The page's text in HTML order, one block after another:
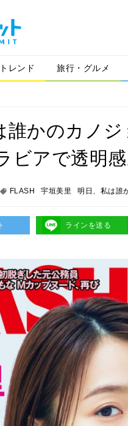
レンド 旅行・グルメ
誰かのカノ
ビアで透明
FLASH 宇垣美里 明日、私は誰
ラインを送る